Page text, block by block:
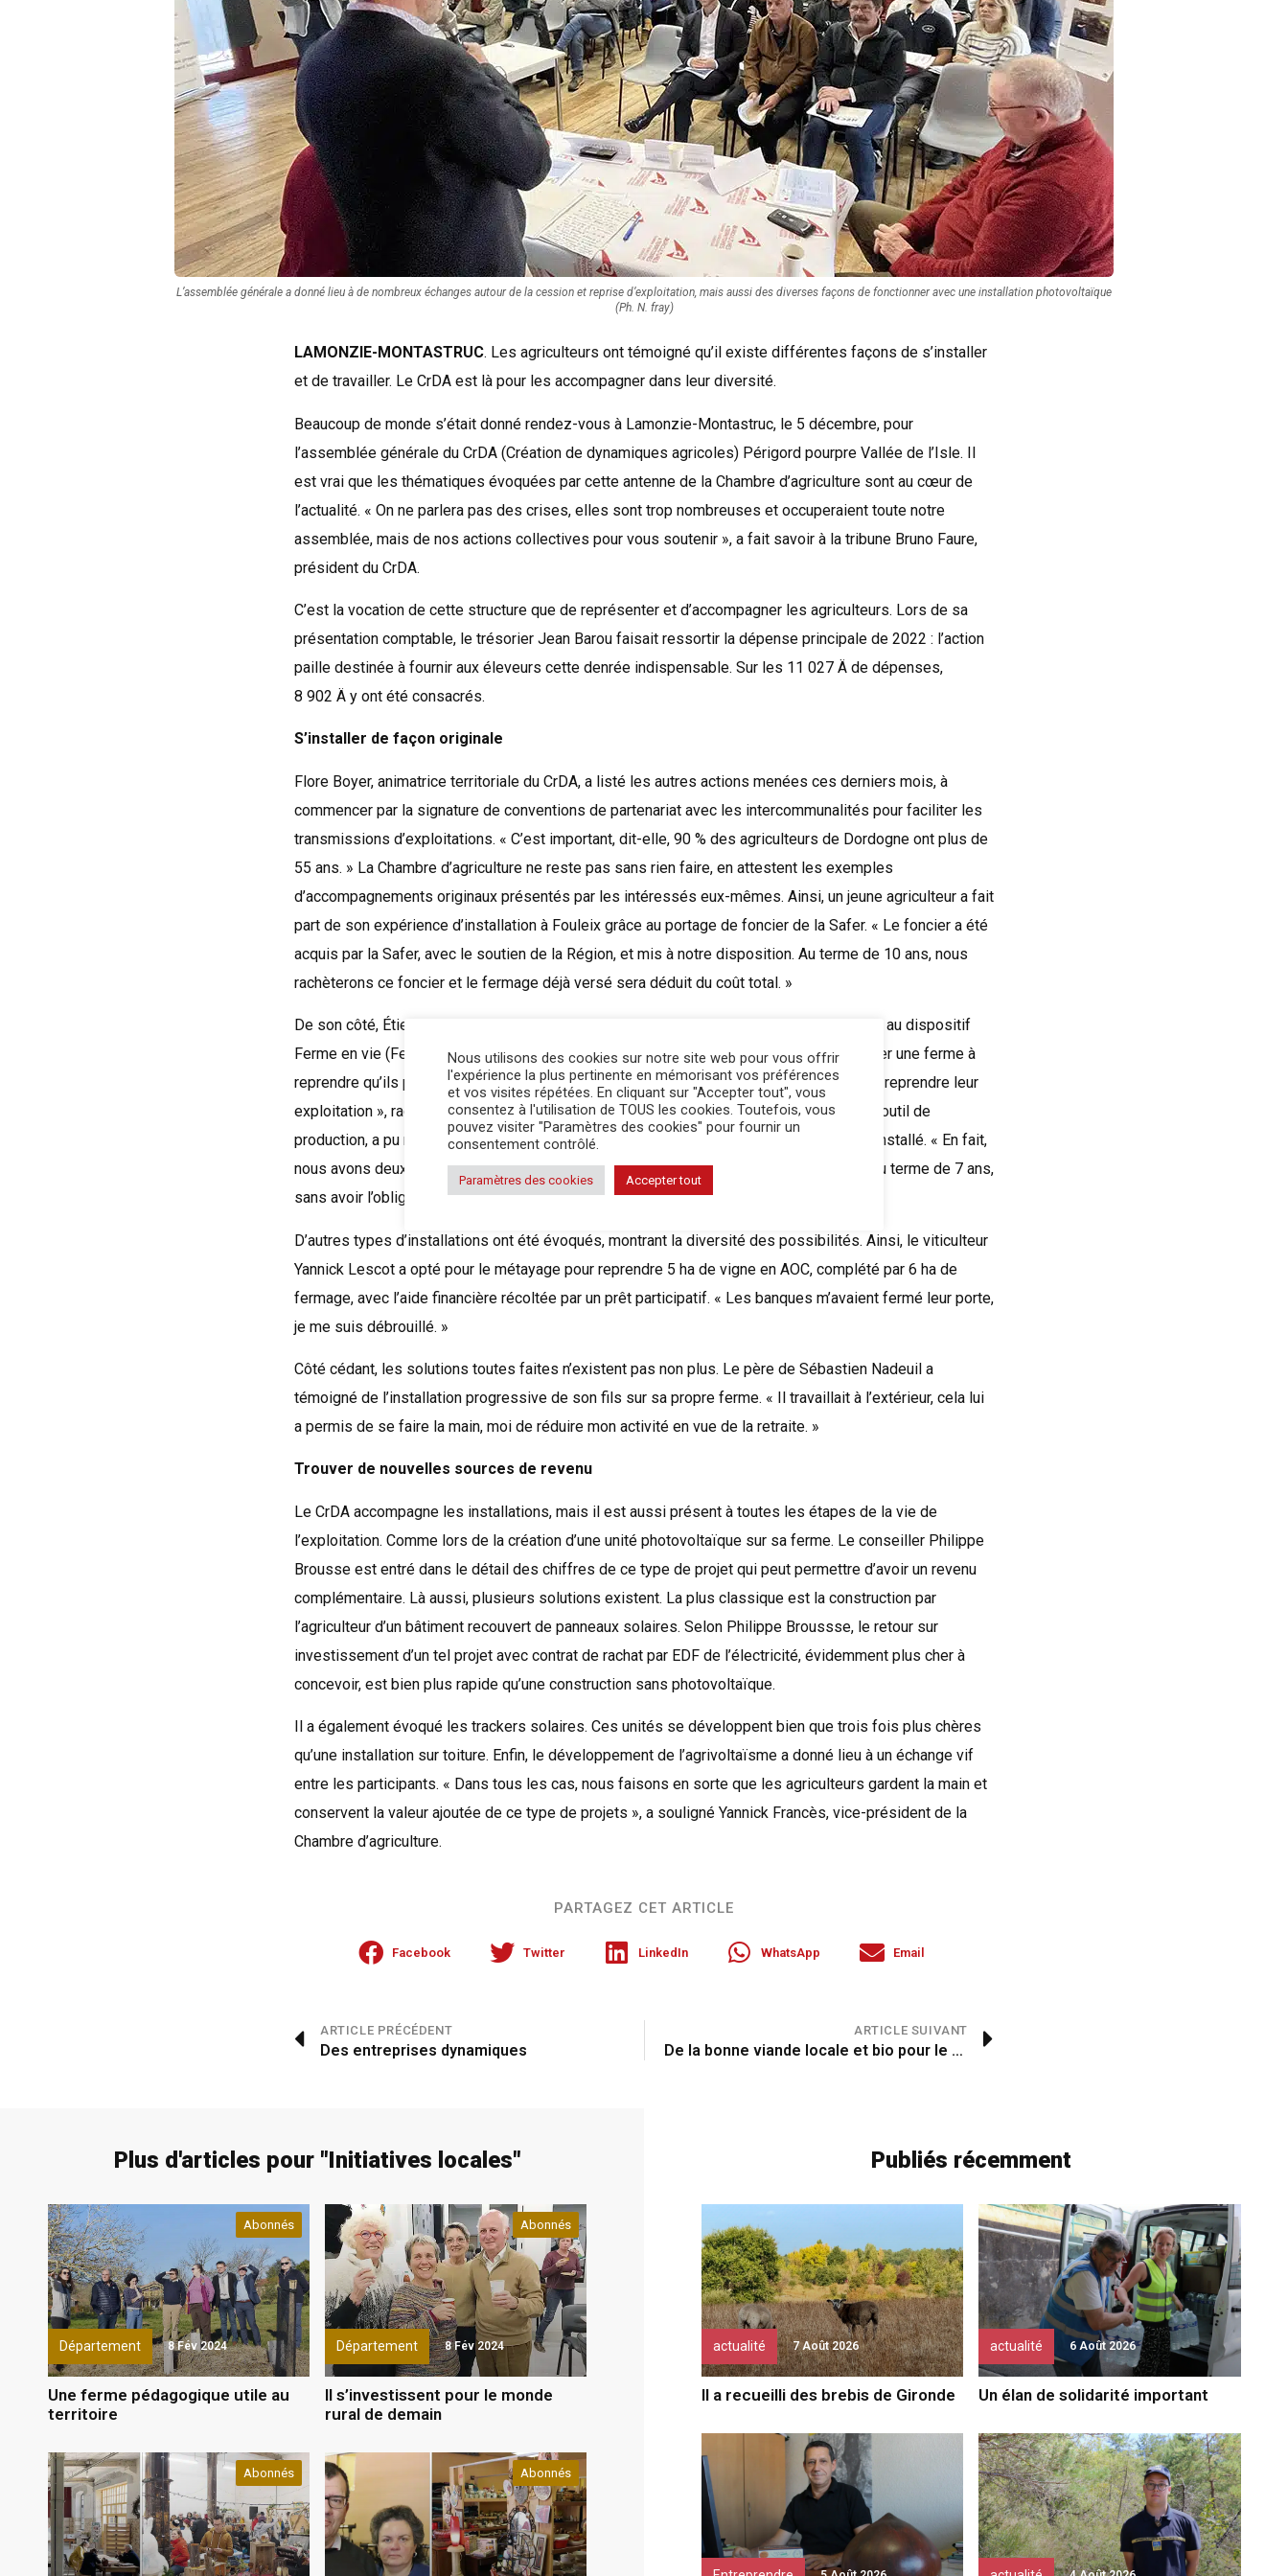
L’assemblée générale a donné lieu à de nombreux échanges autour de la cession et reprise d’exploitation, mais aussi des diverses façons de fonctionner avec une installation photovoltaïque
(Ph. N. fray)
LAMONZIE-MONTASTRUC. Les agriculteurs ont témoigné qu’il existe différentes façons de s’installer
et de travailler. Le CrDA est là pour les accompagner dans leur diversité.
Beaucoup de monde s’était donné rendez-vous à Lamonzie-Montastruc, le 5 décembre, pour
l’assemblée générale du CrDA (Création de dynamiques agricoles) Périgord pourpre Vallée de l’Isle. Il
est vrai que les thématiques évoquées par cette antenne de la Chambre d’agriculture sont au cœur de
l’actualité. « On ne parlera pas des crises, elles sont trop nombreuses et occuperaient toute notre
assemblée, mais de nos actions collectives pour vous soutenir », a fait savoir à la tribune Bruno Faure,
président du CrDA.
C’est la vocation de cette structure que de représenter et d’accompagner les agriculteurs. Lors de sa
présentation comptable, le trésorier Jean Barou faisait ressortir la dépense principale de 2022 : l’action
paille destinée à fournir aux éleveurs cette denrée indispensable. Sur les 11 027 Ä de dépenses,
8 902 Ä y ont été consacrés.
S’installer de façon originale
Flore Boyer, animatrice territoriale du CrDA, a listé les autres actions menées ces derniers mois, à
commencer par la signature de conventions de partenariat avec les intercommunalités pour faciliter les
transmissions d’exploitations. « C’est important, dit-elle, 90 % des agriculteurs de Dordogne ont plus de
55 ans. » La Chambre d’agriculture ne reste pas sans rien faire, en attestent les exemples
d’accompagnements originaux présentés par les intéressés eux-mêmes. Ainsi, un jeune agriculteur a fait
part de son expérience d’installation à Fouleix grâce au portage de foncier de la Safer. « Le foncier a été
acquis par la Safer, avec le soutien de la Région, et mis à notre disposition. Au terme de 10 ans, nous
rachèterons ce foncier et le fermage déjà versé sera déduit du coût total. »
De son côté, Étienne Eudes s’est installé en maraîchage à Saint-Germain-et-Mons grâce au dispositif
Ferme en vie (Feve.) « C’est un peu comme Terre de liens. Les porteurs peuvent identifier une ferme à
reprendre qu’ils proposent à Feve, ou bien ce sont les cédants qui contactent Feve pour reprendre leur
exploitation », raconte le jeune agriculteur. Lui, qui n’avait pas les moyens d’acquérir son outil de
production, a pu reprendre 5 ha de foncier, sur une surface où un éleveur ovin était déjà installé. « En fait,
nous avons deux entités d’installation. Nous aurons la possibilité de racheter la ferme au terme de 7 ans,
sans avoir l’obligation de le faire. Notre bail est garanti 25 ans. »
D’autres types d’installations ont été évoqués, montrant la diversité des possibilités. Ainsi, le viticulteur
Yannick Lescot a opté pour le métayage pour reprendre 5 ha de vigne en AOC, complété par 6 ha de
fermage, avec l’aide financière récoltée par un prêt participatif. « Les banques m’avaient fermé leur porte,
je me suis débrouillé. »
Côté cédant, les solutions toutes faites n’existent pas non plus. Le père de Sébastien Nadeuil a
témoigné de l’installation progressive de son fils sur sa propre ferme. « Il travaillait à l’extérieur, cela lui
a permis de se faire la main, moi de réduire mon activité en vue de la retraite. »
Trouver de nouvelles sources de revenu
Le CrDA accompagne les installations, mais il est aussi présent à toutes les étapes de la vie de
l’exploitation. Comme lors de la création d’une unité photovoltaïque sur sa ferme. Le conseiller Philippe
Brousse est entré dans le détail des chiffres de ce type de projet qui peut permettre d’avoir un revenu
complémentaire. Là aussi, plusieurs solutions existent. La plus classique est la construction par
l’agriculteur d’un bâtiment recouvert de panneaux solaires. Selon Philippe Broussse, le retour sur
investissement d’un tel projet avec contrat de rachat par EDF de l’électricité, évidemment plus cher à
concevoir, est bien plus rapide qu’une construction sans photovoltaïque.
Il a également évoqué les trackers solaires. Ces unités se développent bien que trois fois plus chères
qu’une installation sur toiture. Enfin, le développement de l’agrivoltaïsme a donné lieu à un échange vif
entre les participants. « Dans tous les cas, nous faisons en sorte que les agriculteurs gardent la main et
conservent la valeur ajoutée de ce type de projets », a souligné Yannick Francès, vice-président de la
Chambre d’agriculture.
PARTAGEZ CET ARTICLE
Facebook Twitter LinkedIn WhatsApp Email
ARTICLE PRÉCÉDENT
Des entreprises dynamiques
ARTICLE SUIVANT
De la bonne viande locale et bio pour le territoire
Plus d'articles pour "Initiatives locales"
Département
Abonnés
8 Fév 2024
Une ferme pédagogique utile au
territoire
Département
Abonnés
8 Fév 2024
Il s’investissent pour le monde
rural de demain
Abonnés Abonnés
Publiés récemment
actualité 7 Août 2026
Il a recueilli des brebis de Gironde
actualité 6 Août 2026
Un élan de solidarité important
Nous utilisons des cookies sur notre site web pour vous offrir
l'expérience la plus pertinente en mémorisant vos préférences
et vos visites répétées. En cliquant sur "Accepter tout", vous
consentez à l'utilisation de TOUS les cookies. Toutefois, vous
pouvez visiter "Paramètres des cookies" pour fournir un
consentement contrôlé.
Paramètres des cookies Accepter tout